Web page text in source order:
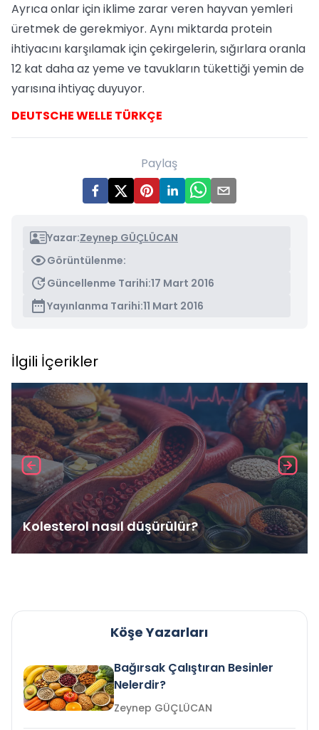
Ayrıca onlar için iklime zarar veren hayvan yemleri
üretmek de gerekmiyor. Aynı miktarda protein
ihtiyacını karşılamak için çekirgelerin, sığırlara oranla
12 kat daha az yeme ve tavukların tükettiği yemin de
yarısına ihtiyaç duyuyor.
DEUTSCHE WELLE TÜRKÇE
Paylaş
Yazar:Zeynep GÜÇLÜCAN
Görüntülenme:
Güncellenme Tarihi:17 Mart 2016
Yayınlanma Tarihi:11 Mart 2016
İlgili İçerikler
Kolesterol nasıl düşürülür?
Köşe Yazarları
Bağırsak Çalıştıran Besinler
Nelerdir?
Zeynep GÜÇLÜCAN